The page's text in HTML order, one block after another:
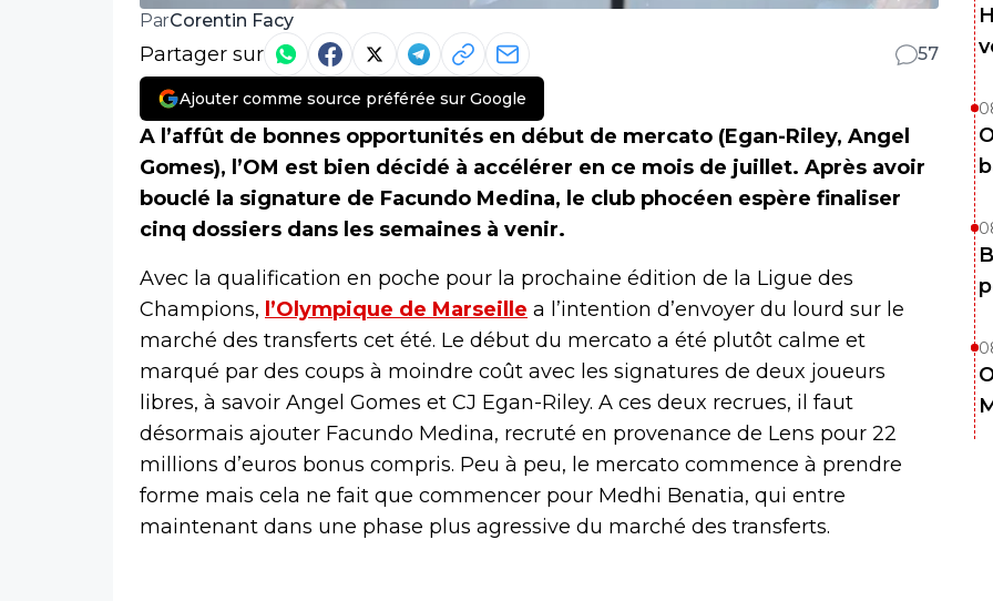
ParCorentin Facy
Partager sur 57
Ajouter comme source préférée sur Google
A l’affût de bonnes opportunités en début de mercato (Egan-Riley, Angel
Gomes), l’OM est bien décidé à accélérer en ce mois de juillet. Après avoir
bouclé la signature de Facundo Medina, le club phocéen espère finaliser
cinq dossiers dans les semaines à venir.
Avec la qualification en poche pour la prochaine édition de la Ligue des
Champions, l’Olympique de Marseille a l’intention d’envoyer du lourd sur le
marché des transferts cet été. Le début du mercato a été plutôt calme et
marqué par des coups à moindre coût avec les signatures de deux joueurs
libres, à savoir Angel Gomes et CJ Egan-Riley. A ces deux recrues, il faut
désormais ajouter Facundo Medina, recruté en provenance de Lens pour 22
millions d’euros bonus compris. Peu à peu, le mercato commence à prendre
forme mais cela ne fait que commencer pour Medhi Benatia, qui entre
maintenant dans une phase plus agressive du marché des transferts.